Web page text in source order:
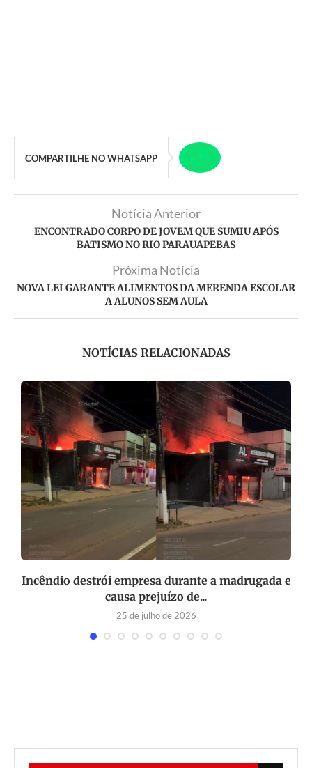
COMPARTILHE NO WHATSAPP
Notícia Anterior
ENCONTRADO CORPO DE JOVEM QUE SUMIU APÓS
BATISMO NO RIO PARAUAPEBAS
Próxima Notícia
NOVA LEI GARANTE ALIMENTOS DA MERENDA ESCOLAR
A ALUNOS SEM AULA
NOTÍCIAS RELACIONADAS
Incêndio destrói empresa durante a madrugada e
causa prejuízo de...
25 de julho de 2026